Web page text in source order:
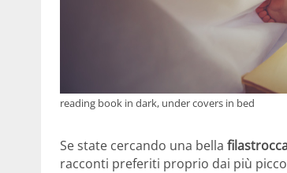
reading book in dark, under covers in bed
Se state cercando una bella
racconti preferiti proprio dai più